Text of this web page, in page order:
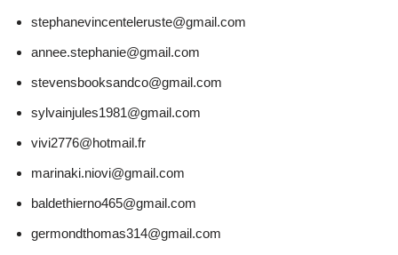
stephanevincenteleruste@gmail.com
annee.stephanie@gmail.com
stevensbooksandco@gmail.com
sylvainjules1981@gmail.com
vivi2776@hotmail.fr
marinaki.niovi@gmail.com
baldethierno465@gmail.com
germondthomas314@gmail.com